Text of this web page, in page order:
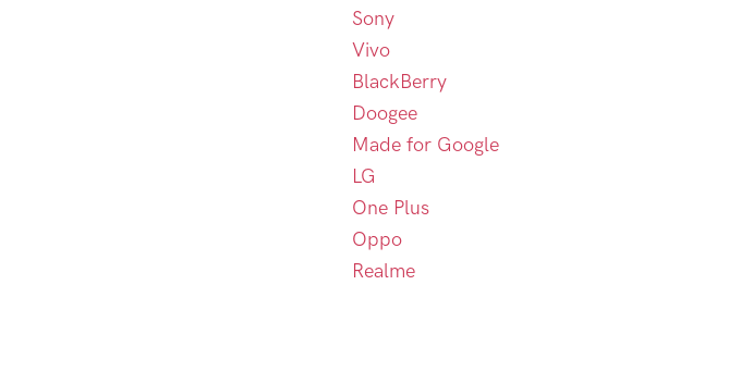
Sony
Vivo
BlackBerry
Doogee
Made for Google
LG
One Plus
Oppo
Realme